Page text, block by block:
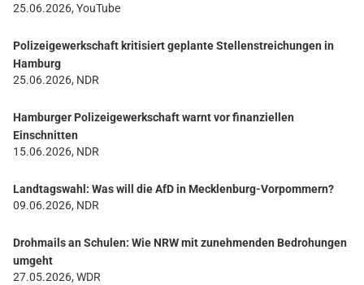
25.06.2026, YouTube
Polizeigewerkschaft kritisiert geplante Stellenstreichungen in
Hamburg
25.06.2026, NDR
Hamburger Polizeigewerkschaft warnt vor finanziellen
Einschnitten
15.06.2026, NDR
Landtagswahl: Was will die AfD in Mecklenburg-Vorpommern?
09.06.2026, NDR
Drohmails an Schulen: Wie NRW mit zunehmenden Bedrohungen
umgeht
27.05.2026, WDR